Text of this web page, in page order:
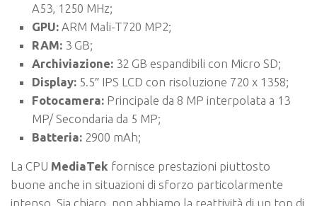
A53, 1250 MHz;
GPU: ARM Mali-T720 MP2;
RAM: 3 GB;
Archiviazione: 32 GB espandibili con Micro SD;
Display: 5.5″ IPS LCD con risoluzione 720 x 1358;
Fotocamera: Principale da 8 MP interpolata a 13
MP/ Secondaria da 5 MP;
Batteria: 2900 mAh;
La CPU MediaTek fornisce prestazioni piuttosto
buone anche in situazioni di sforzo particolarmente
intenso. Sia chiaro, non abbiamo la reattività di un top di